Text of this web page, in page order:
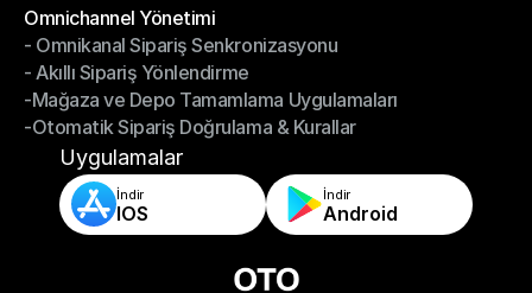
Omnichannel Yönetimi
Omnichannel Yönetimi
- Omnikanal Sipariş Senkronizasyonu
- Omnikanal Sipariş Senkronizasyonu
- Akıllı Sipariş Yönlendirme
- Akıllı Sipariş Yönlendirme
-Mağaza ve Depo Tamamlama Uygulamaları
-Mağaza ve Depo Tamamlama Uygulamaları
-Otomatik Sipariş Doğrulama & Kurallar
-Otomatik Sipariş Doğrulama & Kurallar
Uygulamalar
İndir
IOS
İndir
Android